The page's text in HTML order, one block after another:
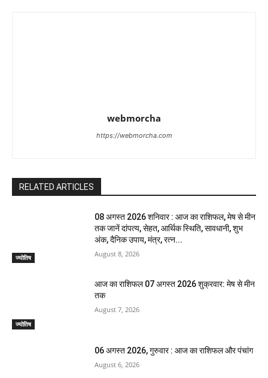
webmorcha
https://webmorcha.com
RELATED ARTICLES
ज्योतिष
08 अगस्त 2026 शनिवार : आज का राशिफल, मेष से मीन
तक जानें दांपत्य, सेहत, आर्थिक स्थिति, सावधानी, शुभ
अंक, दैनिक उपाय, मंत्र, रत्न...
August 8, 2026
ज्योतिष
आज का राशिफल 07 अगस्त 2026 शुक्रवार: मेष से मीन
तक
August 7, 2026
06 अगस्त 2026, गुरुवार : आज का राशिफल और पंचांग
August 6, 2026